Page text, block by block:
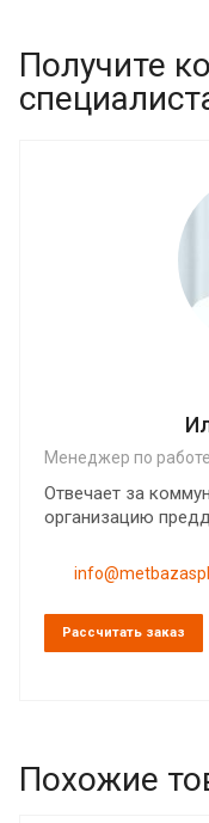
Получите
Менеджер по
Отвечает за
организацию
Рассчитать заказ
Похожие